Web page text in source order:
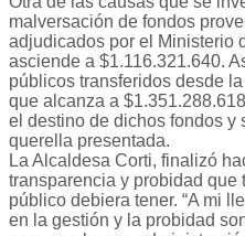
malversación de fondos
adjudicados por el Ministerio
asciende a $1.116.321.640.
públicos transferidos desde
que alcanza a
el destino de dichos fondos y
querella presentada.
La Alcaldesa Corti, finalizó
transparencia y probidad
público debiera tener. “A mi
en la gestión y la probidad